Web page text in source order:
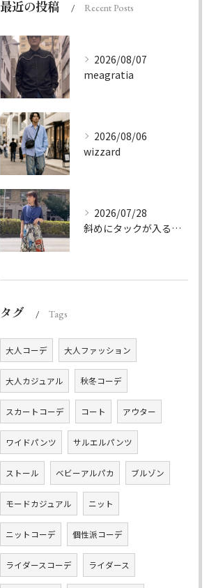
最近の投稿 Recent Posts
2026/08/07
meagratia
2026/08/06
wizzard
2026/07/28
斜めにタックが入る事でスカートに綺麗な流れができ、品の良さを...
タグ Tags
大人コーデ 大人ファッション
大人カジュアル 秋冬コーデ
スカートコーデ コート アウター
ワイドパンツ サルエルパンツ
ストール ベビーアルパカ ブルゾン
モードカジュアル ニット
ニットコーデ 個性派コーデ
ライダースコーデ ライダース